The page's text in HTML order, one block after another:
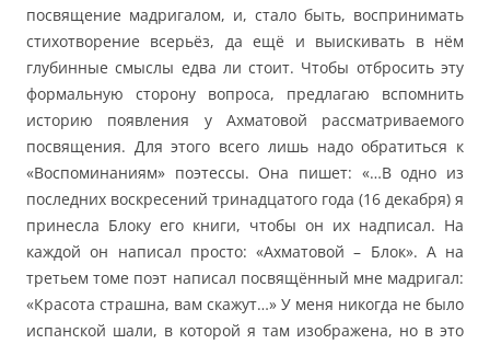
посвящение мадригалом, и, стало быть, воспринимать
стихотворение всерьёз, да ещё и выискивать в нём
глубинные смыслы едва ли стоит. Чтобы отбросить эту
формальную сторону вопроса, предлагаю вспомнить
историю появления у Ахматовой рассматриваемого
посвящения. Для этого всего лишь надо обратиться к
«Воспоминаниям» поэтессы. Она пишет: «…В одно из
последних воскресений тринадцатого года (16 декабря) я
принесла Блоку его книги, чтобы он их надписал. На
каждой он написал просто: «Ахматовой – Блок». А на
третьем томе поэт написал посвящённый мне мадригал:
«Красота страшна, вам скажут…» У меня никогда не было
испанской шали, в которой я там изображена, но в это